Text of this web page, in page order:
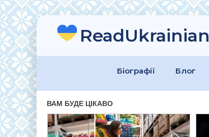
ReadUkrainian
Біографії Блог